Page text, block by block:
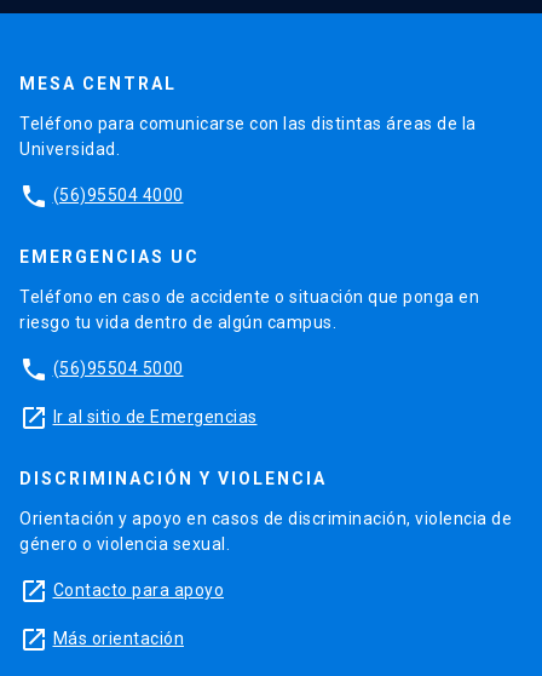
MESA CENTRAL
Teléfono para comunicarse con las distintas áreas de la
Universidad.
phone (56)95504 4000
EMERGENCIAS UC
Teléfono en caso de accidente o situación que ponga en
riesgo tu vida dentro de algún campus.
phone (56)95504 5000
launch Ir al sitio de Emergencias
DISCRIMINACIÓN Y VIOLENCIA
Orientación y apoyo en casos de discriminación, violencia de
género o violencia sexual.
launch Contacto para apoyo
launch Más orientación